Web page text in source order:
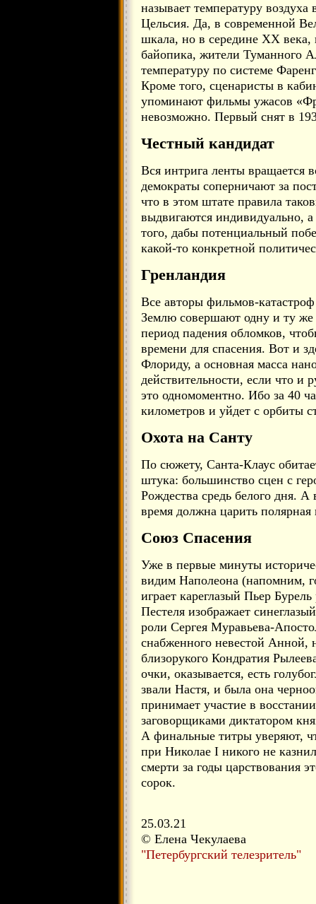
называет температуру воздуха
Цельсия. Да, в современной
шкала, но в середине XX века,
байопика, жители Туманного
температуру по системе
Кроме того, сценаристы в
упоминают фильмы ужасов
невозможно. Первый снят в
Честный кандидат
Вся интрига ленты вращается
демократы соперничают за
что в этом штате правила
выдвигаются индивидуально,
того, дабы потенциальный
какой-то конкретной
Гренландия
Все авторы фильмов-
Землю совершают одну и ту же
период падения обломков,
времени для спасения. Вот и
Флориду, а основная масса
действительности, если что и
это одномоментно. Ибо за 40
километров и уйдет с орбиты
Охота на Санту
По сюжету, Санта-Клаус
штука: большинство сцен с
Рождества средь белого дня.
время должна царить полярная
Союз Спасения
Уже в первые минуты
видим Наполеона (напомним,
играет кареглазый Пьер
Пестеля изображает
роли Сергея Муравьева-
снабженного невестой Анной,
близорукого Кондратия
очки, оказывается, есть
звали Настя, и была она
принимает участие в
заговорщиками диктатором
А финальные титры уверяют,
при Николае I никого не
смерти за годы царствования
сорок.
25.03.21
© Елена Чекулаева
"Петербургский телезритель"